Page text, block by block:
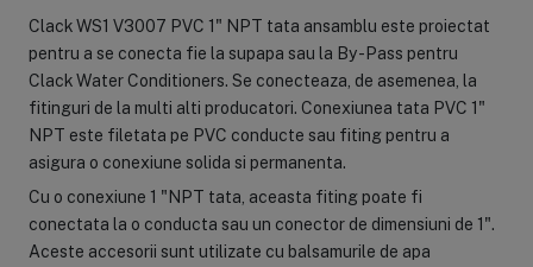
Clack WS1 V3007 PVC 1" NPT tata ansamblu este proiectat
pentru a se conecta fie la supapa sau la By-Pass pentru
Clack Water Conditioners. Se conecteaza, de asemenea, la
fitinguri de la multi alti producatori. Conexiunea tata PVC 1"
NPT este filetata pe PVC conducte sau fiting pentru a
asigura o conexiune solida si permanenta.
Cu o conexiune 1 "NPT tata, aceasta fiting poate fi
conectata la o conducta sau un conector de dimensiuni de 1".
Aceste accesorii sunt utilizate cu balsamurile de apa